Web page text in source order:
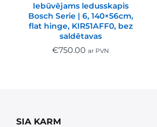
Iebūvējams ledusskapis
Bosch Serie | 6, 140×56cm,
flat hinge, KIR51AFF0, bez
saldētavas
€750.00 ar PVN
SIA KARM